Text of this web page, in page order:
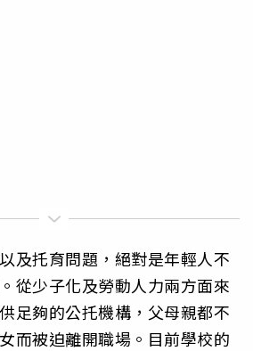
及托育問題，絕對是年輕人不
從少子化及勞動人力兩方面來
足夠的公托機構，父母親都不
而被迫離開職場。目前學校的